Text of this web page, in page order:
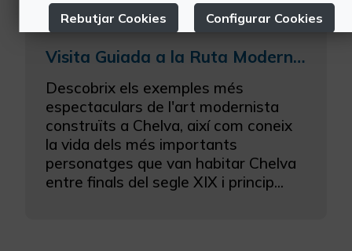
Visita Guiada a la Ruta Modernista de Chelva
Descobrix els exemples més
espectaculars de l'art modernista
construïts a Chelva, així com coneix
la vida dels més importants
personatges que van habitar Chelva
entre finals del segle XIX i princip...
Rebutjar Cookies Configurar Cookies
Més informació